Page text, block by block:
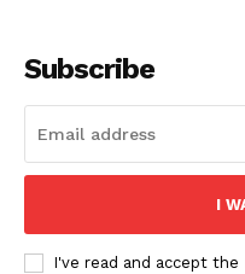
Subscribe
I
I've read and accept the